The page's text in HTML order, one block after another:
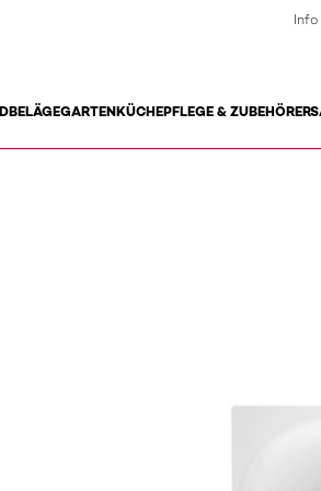
GARTENKÜCHEPFLEGE & ZUBEHÖR
Info